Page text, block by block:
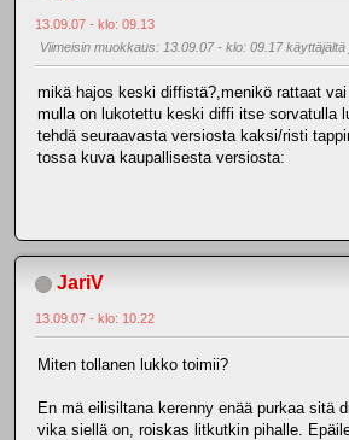
13.09.07 - klo: 09.13
Viimeisin muokkaus: 13.09.07 - klo: 09.17 käyttäjältä
mikä hajos keski diffistä?,menikö rattaat
mulla on lukotettu keski diffi itse sorvatulla
tehdä seuraavasta versiosta kaksi/risti
tossa kuva kaupallisesta versiosta:
JariV
13.09.07 - klo: 10.22
Miten tollanen lukko toimii?
En mä eilisiltana kerenny enää purkaa sitä
vika siellä on, roiskas litkutkin pihalle.